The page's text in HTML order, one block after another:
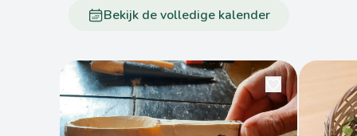
Bekijk de volledige kalender